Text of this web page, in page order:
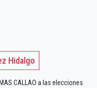
Hidalgo
CALLAO a las elecciones